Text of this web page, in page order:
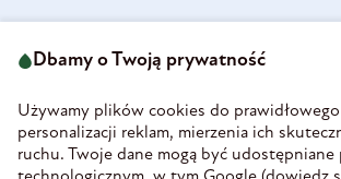
58-160 Świebodzice
REGON 890213034
INFORMACJE
Dbamy o Twoją prywatność
Używamy plików cookies do prawidłowego
personalizacji reklam, mierzenia ich
ruchu. Twoje dane mogą być udostępniane